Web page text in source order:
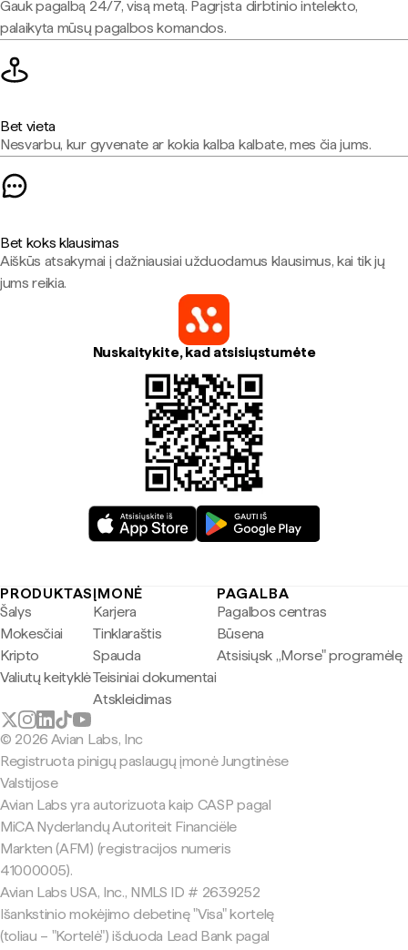
Gauk pagalbą 24/7, visą metą. Pagrįsta dirbtinio intelekto,
palaikyta mūsų pagalbos komandos.
Bet vieta
Nesvarbu, kur gyvenate ar kokia kalba kalbate, mes čia jums.
Bet koks klausimas
Aiškūs atsakymai į dažniausiai užduodamus klausimus, kai tik jų
jums reikia.
Nuskaitykite, kad atsisiųstumėte
PRODUKTAS
Šalys
Mokesčiai
Kripto
Valiutų keityklė
ĮMONĖ
Karjera
Tinklaraštis
Spauda
Teisiniai dokumentai
Atskleidimas
PAGALBA
Pagalbos centras
Būsena
Atsisiųsk „Morse" programėlę
© 2026 Avian Labs, Inc
Registruota pinigų paslaugų įmonė Jungtinėse
Valstijose
Avian Labs yra autorizuota kaip CASP pagal
MiCA Nyderlandų Autoriteit Financiële
Markten (AFM) (registracijos numeris
41000005).
Avian Labs USA, Inc., NMLS ID # 2639252
Išankstinio mokėjimo debetinę "Visa" kortelę
(toliau – "Kortelė") išduoda Lead Bank pagal